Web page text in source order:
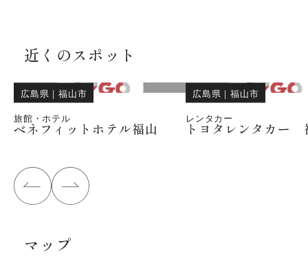
近くのスポット
広島県 ｜福山市
旅館・ホテル
ベネフィットホテル福山
広島県 ｜福山市
レンタカー
トヨタレンタカー
マップ